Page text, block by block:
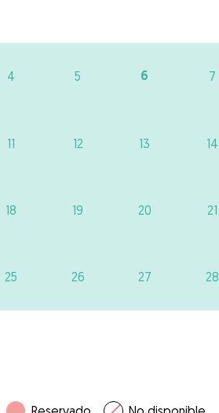
4 5 6 7
11 12 13 14
18 19 20 21
25 26 27 28